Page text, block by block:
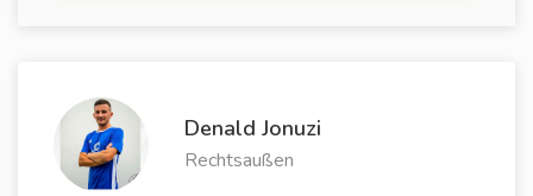
Denald Jonuzi
Rechtsaußen